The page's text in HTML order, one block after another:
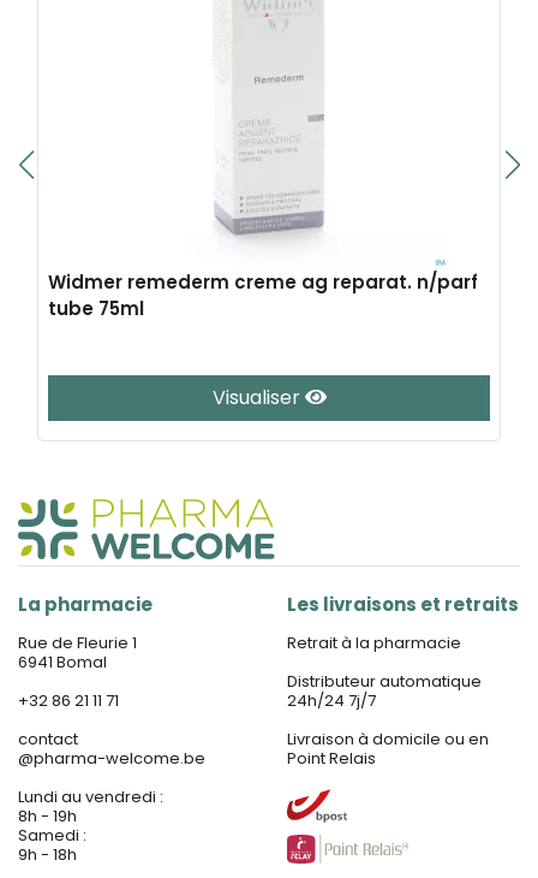
Widmer remederm creme ag reparat. n/parf
tube 75ml
Visualiser
La pharmacie
Rue de Fleurie 1
6941 Bomal
+32 86 21 11 71
contact
@pharma-welcome.be
Lundi au vendredi :
8h - 19h
Samedi :
9h - 18h
Les livraisons et retraits
Retrait à la pharmacie
Distributeur automatique
24h/24 7j/7
Livraison à domicile ou en
Point Relais